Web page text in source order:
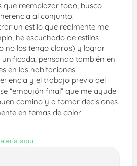
que reemplazar todo, busco
al conjunto.
un estilo que realmente me
he escuchado de estilos
no los tengo claros) y lograr
unificada, pensando también en
en las habitaciones.
y el trabajo previo del
“empujón final” que me ayude
camino y a tomar decisiones
en temas de color.
aquí